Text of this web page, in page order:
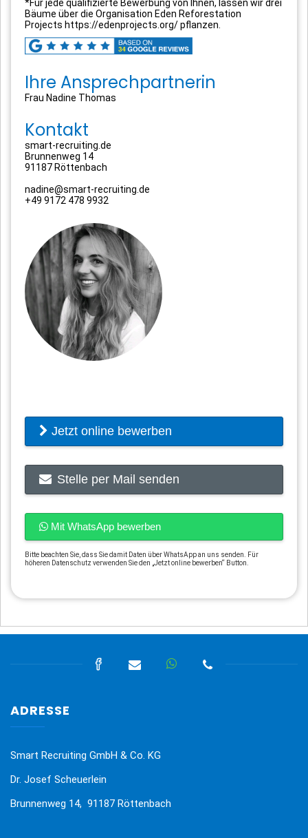
*Für jede qualifizierte Bewerbung von Ihnen, lassen wir drei
Bäume über die Organisation Eden Reforestation
Projects https://edenprojects.org/ pflanzen.
Ihre Ansprechpartnerin
Frau Nadine Thomas
Kontakt
smart-recruiting.de
Brunnenweg 14
91187 Röttenbach
nadine@smart-recruiting.de
+49 9172 478 9932
Jetzt online bewerben
Stelle per Mail senden
Mit WhatsApp bewerben
Bitte beachten Sie, dass Sie damit Daten über WhatsApp an uns senden. Für
höheren Datenschutz verwenden Sie den „Jetzt online bewerben“ Button.
ADRESSE
Smart Recruiting GmbH & Co. KG
Dr. Josef Scheuerlein
Brunnenweg 14, 91187 Röttenbach